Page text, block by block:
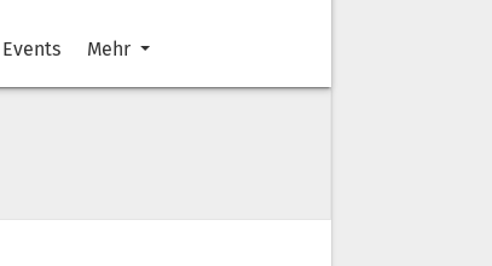
Events Mehr